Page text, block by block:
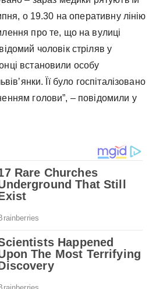
о 19.30 на оперативну лінію
про те, що на вулиці
чоловік стріляв у
встановили особу
Її було госпіталізовано
голови”, – повідомили у